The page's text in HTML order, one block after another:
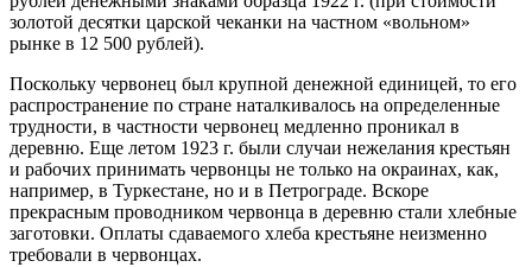
золотой десятки царской чеканки на частном «вольном»
рынке в 12 500 рублей).
Поскольку червонец был крупной денежной единицей, то его
распространение по стране наталкивалось на определенные
трудности, в частности червонец медленно проникал в
деревню. Еще летом 1923 г. были случаи нежелания крестьян
и рабочих принимать червонцы не только на окраинах, как,
например, в Туркестане, но и в Петрограде. Вскоре
прекрасным проводником червонца в деревню стали хлебные
заготовки. Оплаты сдаваемого хлеба крестьяне неизменно
требовали в червонцах.